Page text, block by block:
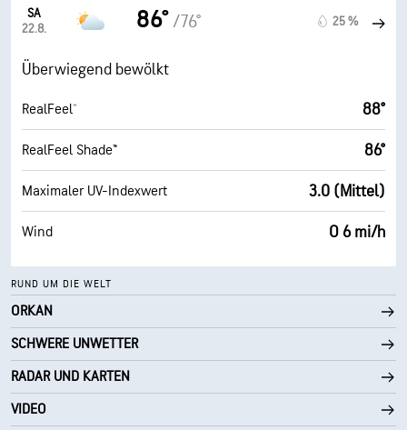
SA
22.8.
86° /76° 25 %
Überwiegend bewölkt
RealFeel® 88°
RealFeel Shade™ 86°
Maximaler UV-Indexwert 3.0 (Mittel)
Wind O 6 mi/h
RUND UM DIE WELT
ORKAN
SCHWERE UNWETTER
RADAR UND KARTEN
VIDEO